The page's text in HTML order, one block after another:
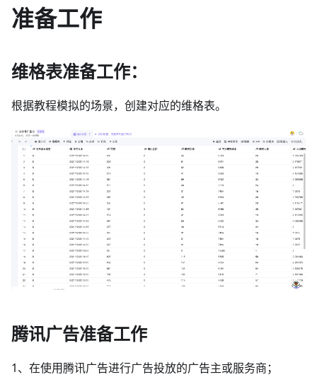
准备工作
维格表准备工作：
根据教程模拟的场景，创建对应的维格表。
腾讯广告准备工作
1、在使用腾讯广告进行广告投放的广告主或服务商；